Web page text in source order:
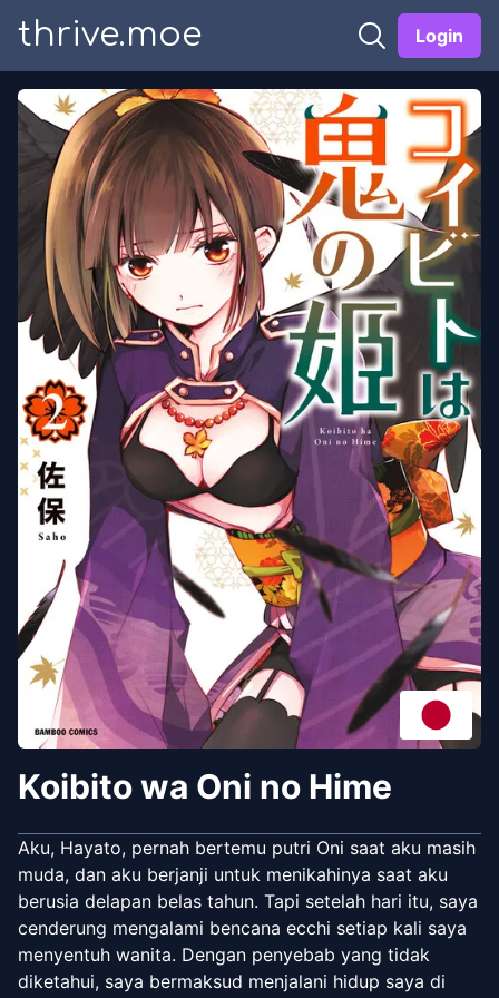
thrive.moe Login
Koibito wa Oni no Hime
Aku, Hayato, pernah bertemu putri Oni saat aku masih
muda, dan aku berjanji untuk menikahinya saat aku
berusia delapan belas tahun. Tapi setelah hari itu, saya
cenderung mengalami bencana ecchi setiap kali saya
menyentuh wanita. Dengan penyebab yang tidak
diketahui, saya bermaksud menjalani hidup saya di